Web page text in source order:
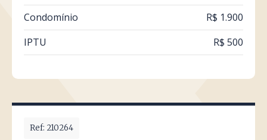
Condomínio
R$ 1.900
IPTU
R$ 500
Ref: 210264